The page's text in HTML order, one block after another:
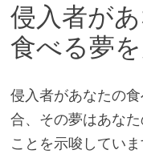
侵入者が
食べる夢
侵入者があなたの
合、その夢はあな
ことを示唆してい